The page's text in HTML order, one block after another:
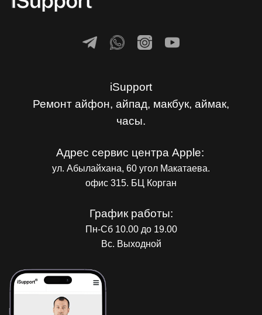
iSupport
Ремонт айфон, айпад, макбук, аймак,
часы.
Адрес сервис центра Apple:
ул. Абылайхана, 60 угол Макатаева.
офис 315. БЦ Корган
График работы:
Пн-Сб 10.00 до 19.00
Вс. Выходной